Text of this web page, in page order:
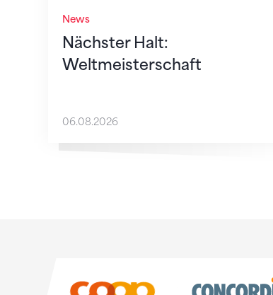
News
Nächster Halt:
Weltmeisterschaft
06.08.2026